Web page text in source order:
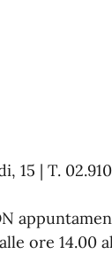
15 | T.
ore 14.00